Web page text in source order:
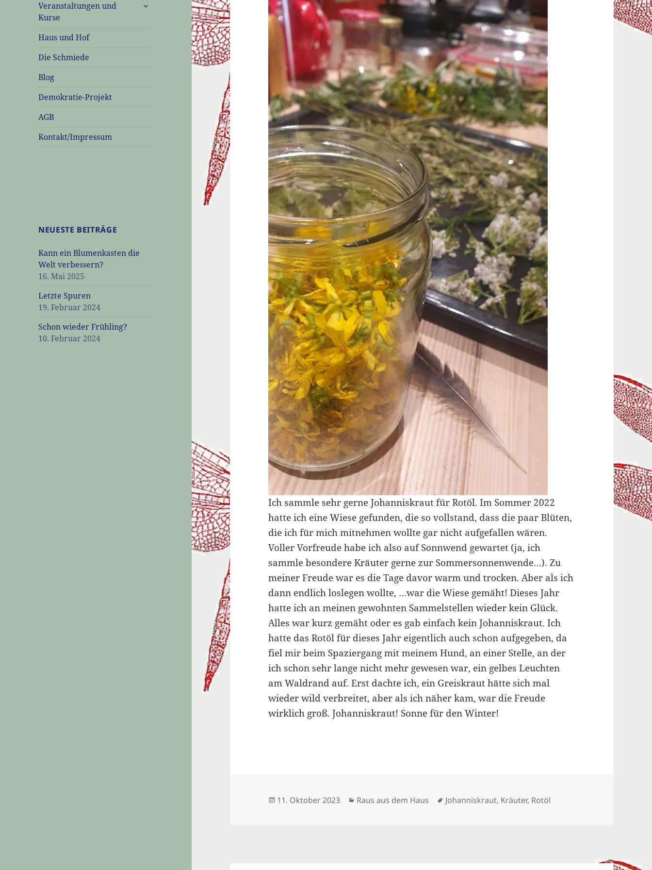
Veranstaltungen und
Kurse
untermenü
Haus und Hof
Die Schmiede
Blog
Demokratie-Projekt
AGB
Kontakt/Impressum
NEUESTE BEITRÄGE
Kann ein Blumenkasten die
Welt verbessern?
16. Mai 2025
Letzte Spuren
19. Februar 2024
Schon wieder Frühling?
10. Februar 2024
Ich sammle sehr gerne Johanniskraut für Rotöl. Im Sommer 2022
hatte ich eine Wiese gefunden, die so vollstand, dass die paar Blüten,
die ich für mich mitnehmen wollte gar nicht aufgefallen wären.
Voller Vorfreude habe ich also auf Sonnwend gewartet (ja, ich
sammle besondere Kräuter gerne zur Sommersonnenwende…). Zu
meiner Freude war es die Tage davor warm und trocken. Aber als ich
dann endlich loslegen wollte, …war die Wiese gemäht! Dieses Jahr
hatte ich an meinen gewohnten Sammelstellen wieder kein Glück.
Alles war kurz gemäht oder es gab einfach kein Johanniskraut. Ich
hatte das Rotöl für dieses Jahr eigentlich auch schon aufgegeben, da
fiel mir beim Spaziergang mit meinem Hund, an einer Stelle, an der
ich schon sehr lange nicht mehr gewesen war, ein gelbes Leuchten
am Waldrand auf. Erst dachte ich, ein Greiskraut hätte sich mal
wieder wild verbreitet, aber als ich näher kam, war die Freude
wirklich groß. Johanniskraut! Sonne für den Winter!
Veröffentlicht
11. Oktober 2023 Kategorien
Raus aus dem Haus Schlagwörter
Johanniskraut, Kräuter, Rotöl